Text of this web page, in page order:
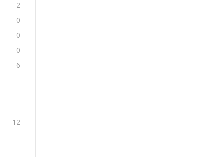
2
0
0
0
6
12